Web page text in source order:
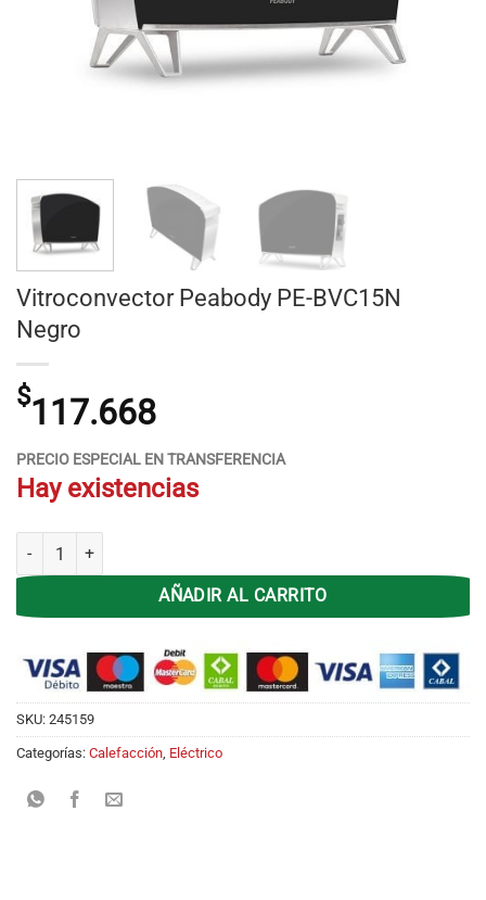
Vitroconvector Peabody PE-BVC15N
Negro
$117.668
PRECIO ESPECIAL EN TRANSFERENCIA
Hay existencias
Vitroconvector Peabody PE-BVC15N Negro cantidad
AÑADIR AL CARRITO
SKU: 245159
Categorías: Calefacción Eléctrico